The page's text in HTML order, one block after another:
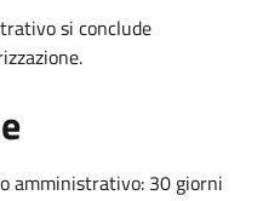
si conclude
amministrativo: 30 giorni